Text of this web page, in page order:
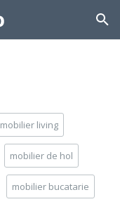
mobilier living
mobilier de hol
mobilier bucatarie